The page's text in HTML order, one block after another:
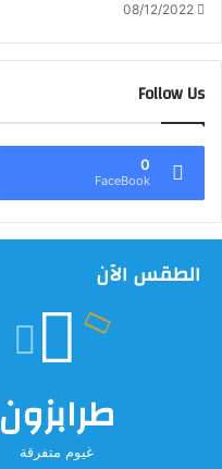
08/12/2022
Follow Us
0
FaceBook
الطقس الآن
طرابزون
غيوم متفرقة